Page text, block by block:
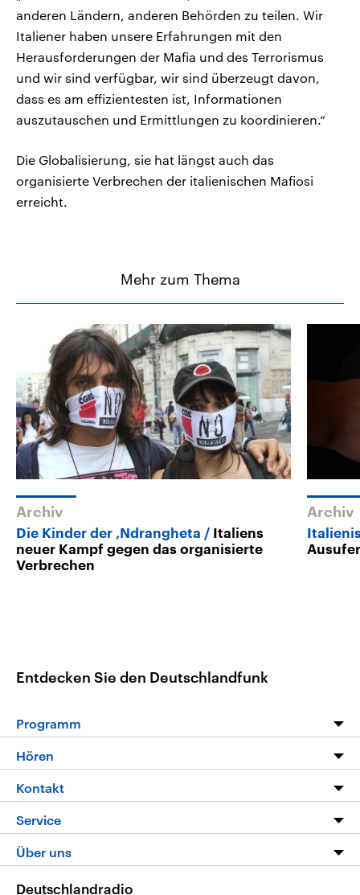
anderen Ländern, anderen Behörden zu teilen. Wir
Italiener haben unsere Erfahrungen mit den
Herausforderungen der Mafia und des Terrorismus
und wir sind verfügbar, wir sind überzeugt davon,
dass es am effizientesten ist, Informationen
auszutauschen und Ermittlungen zu koordinieren.“
Die Globalisierung, sie hat längst auch das
organisierte Verbrechen der italienischen Mafiosi
erreicht.
Mehr zum Thema
Archiv
Die Kinder der ‚Ndrangheta
Italiens
neuer Kampf gegen das organisierte
Verbrechen
Archiv
Entdecken Sie den Deutschlandfunk
Programm
Programm
Die Nachrichten
Nachrichtenleicht
Neue Beiträge auf dlf.de
Hören
Livestream
Podcasts
Deutschlandfunk App
Nachrichten App
Kontakt
Hörerservice
Service
FAQ
Über uns
Deutschlandradio